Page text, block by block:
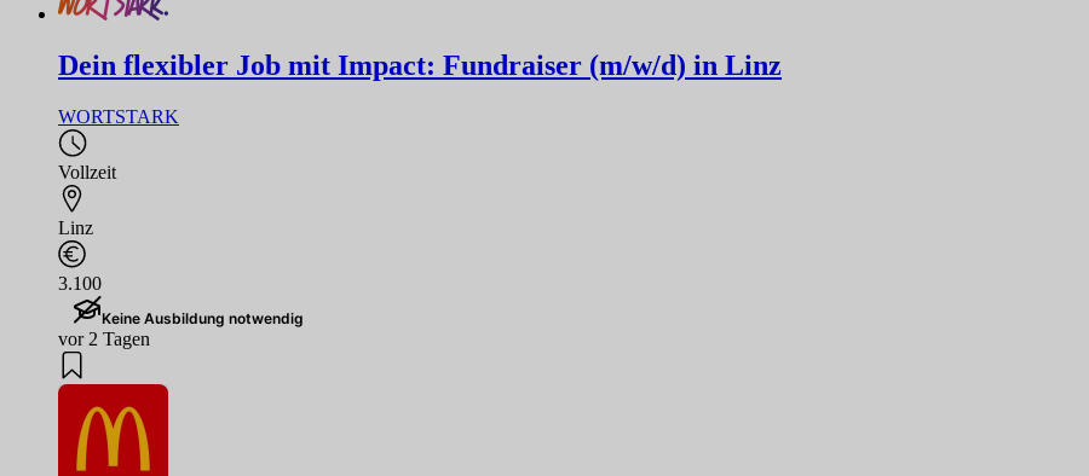
Dein flexibler Job mit Impact: Fundraiser (m/w/d) in Linz
WORTSTARK
Vollzeit
Linz
3.100
Keine Ausbildung notwendig
vor 2 Tagen